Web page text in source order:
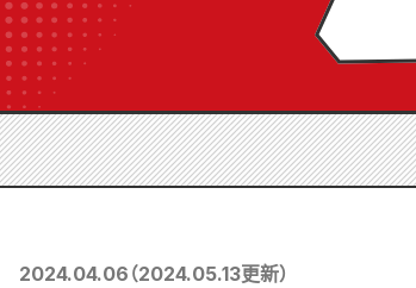
2024.04.06 （2024.05.13更新）